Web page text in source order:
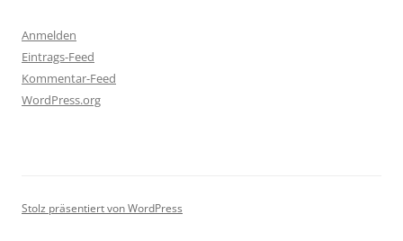
Anmelden
Eintrags-Feed
Kommentar-Feed
WordPress.org
Stolz präsentiert von WordPress